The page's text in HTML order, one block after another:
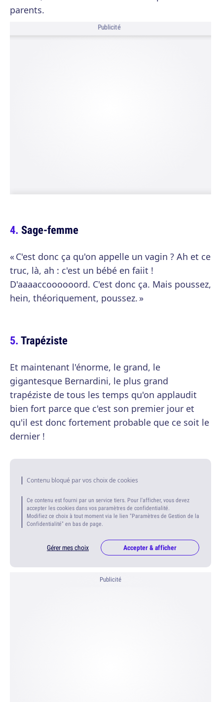
parents.
Publicité
Sage-femme
« C'est donc ça qu'on appelle un vagin ? Ah et ce
truc, là, ah : c'est un bébé en faiit !
D'aaaaccoooooord. C'est donc ça. Mais poussez,
hein, théoriquement, poussez. »
Trapéziste
Et maintenant l'énorme, le grand, le
gigantesque Bernardini, le plus grand
trapéziste de tous les temps qu'on applaudit
bien fort parce que c'est son premier jour et
qu'il est donc fortement probable que ce soit le
dernier !
Contenu bloqué par vos choix de cookies
Ce contenu est fourni par un service tiers. Pour l'afficher, vous devez
accepter les cookies dans vos paramètres de confidentialité.
Modifiez ce choix à tout moment via le lien "Paramètres de Gestion de la
Confidentialité" en bas de page.
Gérer mes choix Accepter & afficher
Publicité